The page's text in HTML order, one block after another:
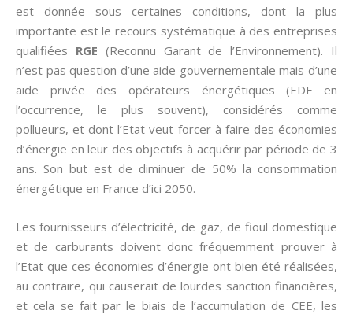
est donnée sous certaines conditions, dont la plus
importante est le recours systématique à des entreprises
qualifiées RGE (Reconnu Garant de l’Environnement). Il
n’est pas question d’une aide gouvernementale mais d’une
aide privée des opérateurs énergétiques (EDF en
l’occurrence, le plus souvent), considérés comme
pollueurs, et dont l’Etat veut forcer à faire des économies
d’énergie en leur des objectifs à acquérir par période de 3
ans. Son but est de diminuer de 50% la consommation
énergétique en France d’ici 2050.
Les fournisseurs d’électricité, de gaz, de fioul domestique
et de carburants doivent donc fréquemment prouver à
l’Etat que ces économies d’énergie ont bien été réalisées,
au contraire, qui causerait de lourdes sanction financières,
et cela se fait par le biais de l’accumulation de CEE, les